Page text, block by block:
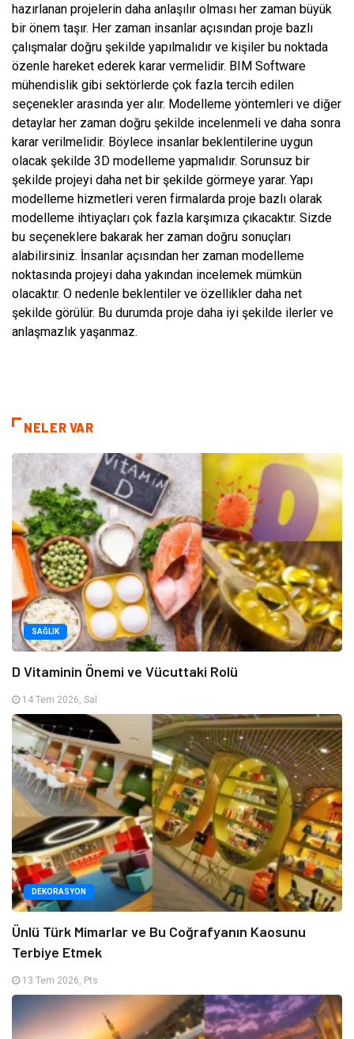
hazırlanan projelerin daha anlaşılır olması her zaman büyük
bir önem taşır. Her zaman insanlar açısından proje bazlı
çalışmalar doğru şekilde yapılmalıdır ve kişiler bu noktada
özenle hareket ederek karar vermelidir. BIM Software
mühendislik gibi sektörlerde çok fazla tercih edilen
seçenekler arasında yer alır. Modelleme yöntemleri ve diğer
detaylar her zaman doğru şekilde incelenmeli ve daha sonra
karar verilmelidir. Böylece insanlar beklentilerine uygun
olacak şekilde 3D modelleme yapmalıdır. Sorunsuz bir
şekilde projeyi daha net bir şekilde görmeye yarar. Yapı
modelleme hizmetleri veren firmalarda proje bazlı olarak
modelleme ihtiyaçları çok fazla karşımıza çıkacaktır. Sizde
bu seçeneklere bakarak her zaman doğru sonuçları
alabilirsiniz. İnsanlar açısından her zaman modelleme
noktasında projeyi daha yakından incelemek mümkün
olacaktır. O nedenle beklentiler ve özellikler daha net
şekilde görülür. Bu durumda proje daha iyi şekilde ilerler ve
anlaşmazlık yaşanmaz.
NELER VAR
SAĞLIK
D Vitaminin Önemi ve Vücuttaki Rolü
14 Tem 2026, Sal
DEKORASYON
Ünlü Türk Mimarlar ve Bu Coğrafyanın Kaosunu
Terbiye Etmek
13 Tem 2026, Pts